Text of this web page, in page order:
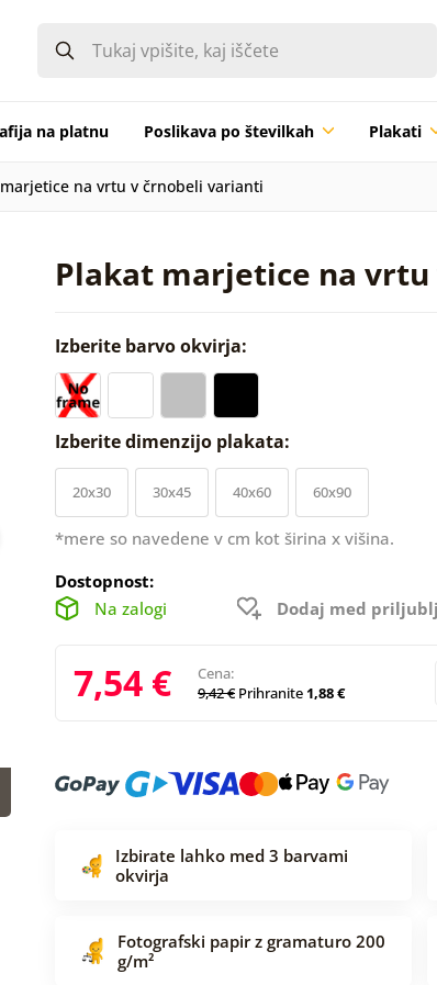
na platnu Poslikava po številkah Plakati
na vrtu v črnobeli varianti
Plakat marjetice na
Izberite barvo okvirja:
Izberite dimenzijo plakata:
20x30 30x45 40x60 60x90
*mere so navedene v cm kot širina x višina.
Dostopnost:
Na zalogi
Dodaj med
7,54 €
Cena:
9,42 € Prihranite 1,88 €
Izbirate lahko med 3 barvami
okvirja
Fotografski papir z gramaturo 200
g/m²